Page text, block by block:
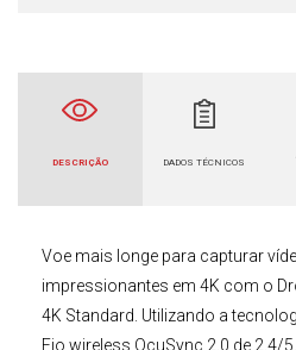
DESCRIÇÃO DADOS TÉCNICOS
Voe mais longe para capturar
impressionantes em 4K com o
4K Standard . Utilizando a
Fio wireless OcuSync 2.0 de 2.4/